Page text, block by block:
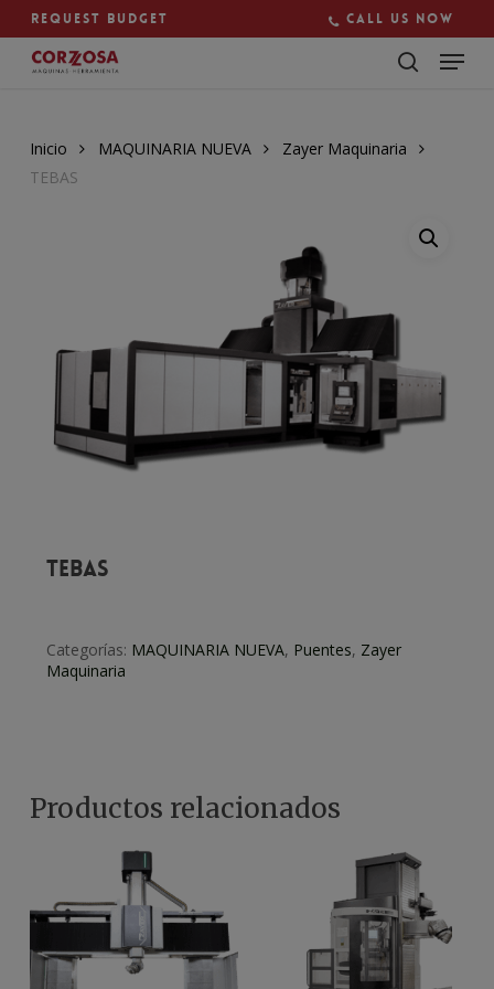
main
content
Request budget Call us now
Inicio MAQUINARIA NUEVA
Zayer Maquinaria
TEBAS
TEBAS
Categorías: MAQUINARIA NUEVA, Puentes, Zayer
Maquinaria
Productos relacionados
Close